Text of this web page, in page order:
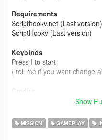
Requirements
Scripthookv.net (Last version)
ScriptHookv (Last version)
Keybinds
Press I to start
( tell me if you want change
To me And huge help from :
Show
MISSION GAMEPLAY